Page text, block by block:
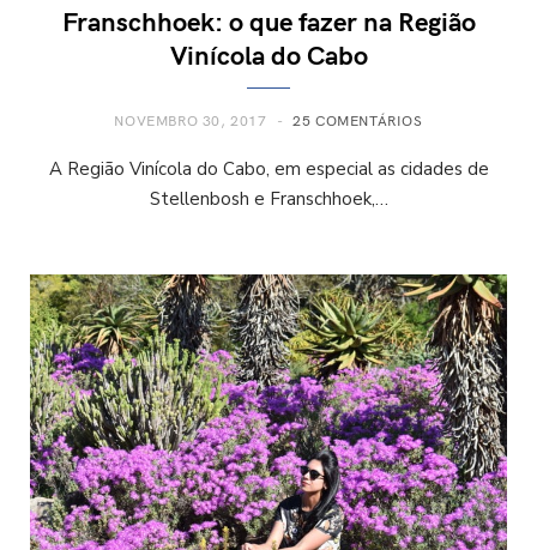
Franschhoek: o que fazer na Região
Vinícola do Cabo
NOVEMBRO 30, 2017 25 COMENTÁRIOS
A Região Vinícola do Cabo, em especial as cidades de
Stellenbosh e Franschhoek,…